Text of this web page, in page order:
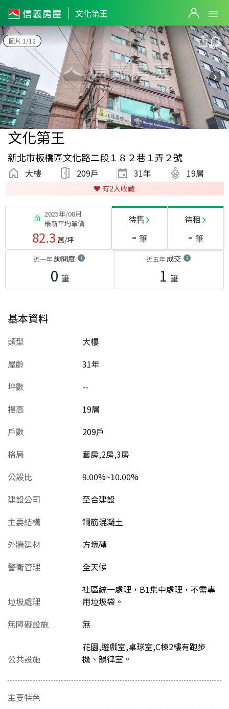
文化第王
圖片 1/12
文化第王
新北市板橋區文化路二段１８２巷１弄２號
大樓 209戶 31年 19層
♥️ 有2人收藏
2025年/08月
最新平均單價
82.3 萬/坪
待售
- 筆
待租
- 筆
近一年詢問度
0 筆
近五年成交
1 筆
基本資料
類型
大樓
屋齡
31年
坪數
--
樓高
19層
戶數
209戶
格局
套房,2房,3房
公設比
9.00%~10.00%
建設公司
至合建設
主要結構
鋼筋混凝土
外牆建材
方塊磚
警衛管理
全天候
垃圾處理
社區統一處理，B1集中處理，不需專
用垃圾袋。
無障礙設施
無
公共設施
花園,遊戲室,桌球室,C棟2樓有跑步
機、韻律室。
主要特色